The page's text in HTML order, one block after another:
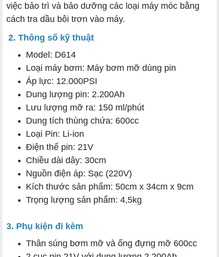
việc bảo trì và bảo dưỡng các loại máy móc bằng
cách tra dầu bôi trơn vào máy.
2. Thông số kỹ thuật
Model: D614
Loại máy bơm: Máy bơm mỡ dùng pin
Áp lực: 12.000PSI
Dung lượng pin: 2.200Ah
Lưu lượng mỡ ra: 150 ml/phút
Dung tích thùng chứa: 600cc
Loại Pin: Li-ion
Điện thế pin: 21V
Chiều dài dây: 30cm
Nguồn điện áp: Sạc (220V)
Kích thước sản phẩm: 50cm x 34cm x 9cm
Trọng lượng sản phẩm: 4,5kg
3. Phụ kiện đi kèm
Thân súng bơm mỡ và ống đựng mỡ 600cc